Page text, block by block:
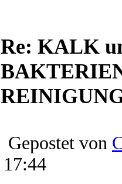
Re: KALK
Gepostet von
17:44